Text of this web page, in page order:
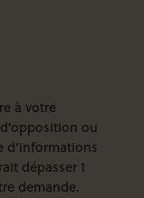
à votre
ou
d’informations
dépasser 1
demande.